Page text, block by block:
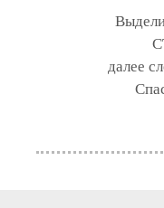
далее